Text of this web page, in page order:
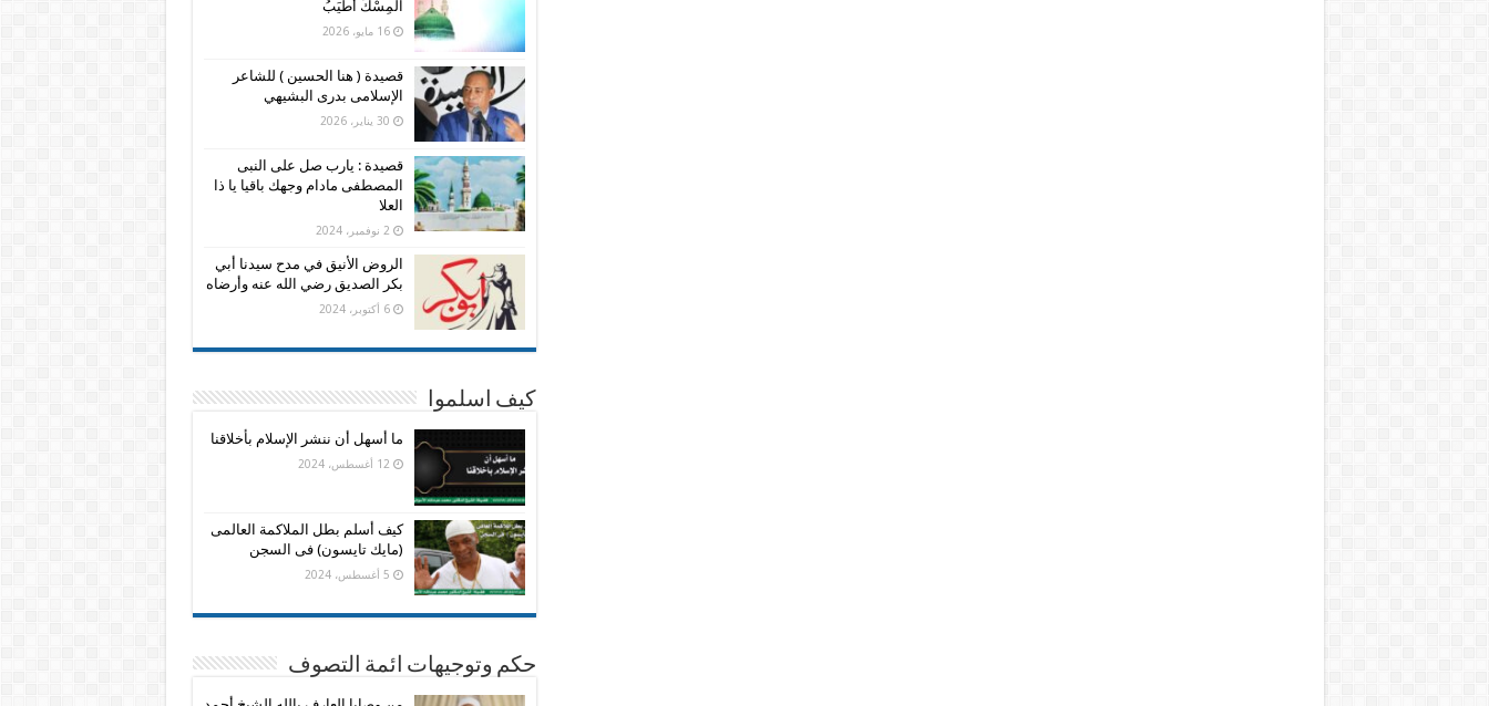
الْمِسْكُ أَطْيَبُ
16 مايو، 2026
قصيدة ( هنا الحسين ) للشاعر
الإسلامى بدرى البشيهي
30 يناير، 2026
قصيدة : يارب صل على النبى
المصطفى مادام وجهك باقيا يا ذا
العلا
2 نوفمبر، 2024
الروض الأنيق في مدح سيدنا أبي
بكر الصديق رضي الله عنه وأرضاه
6 أكتوبر، 2024
كيف اسلموا
ما أسهل أن ننشر الإسلام بأخلاقنا
12 أغسطس، 2024
كيف أسلم بطل الملاكمة العالمى
(مايك تايسون) فى السجن
5 أغسطس، 2024
حكم وتوجيهات ائمة التصوف